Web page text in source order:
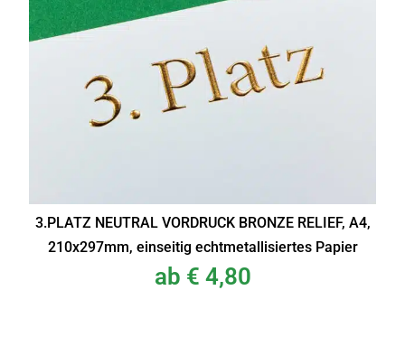
3.PLATZ NEUTRAL VORDRUCK BRONZE RELIEF, A4,
210x297mm, einseitig echtmetallisiertes Papier
ab € 4,80